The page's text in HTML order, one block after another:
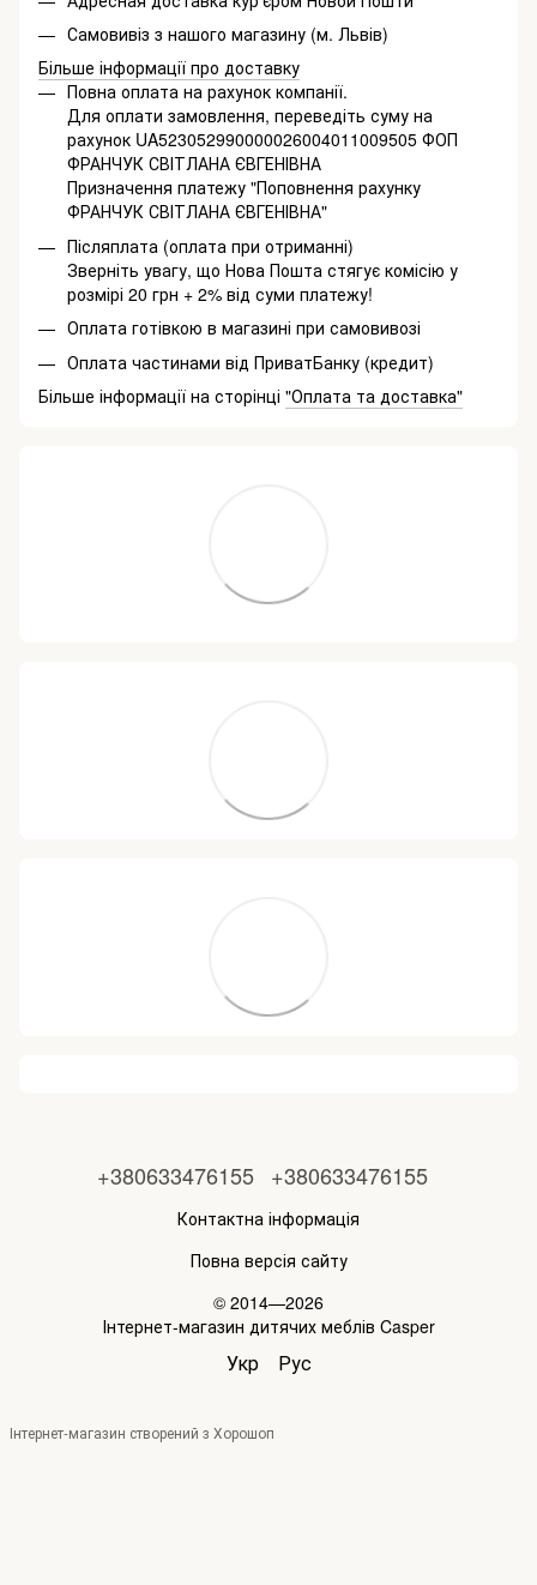
Самовивіз з нашого магазину (м. Львів)
Більше інформації про доставку
Повна оплата на рахунок компанії.
Для оплати замовлення, переведіть суму на
рахунок UA523052990000026004011009505 ФОП
ФРАНЧУК СВІТЛАНА ЄВГЕНІВНА
Призначення платежу "Поповнення рахунку
ФРАНЧУК СВІТЛАНА ЄВГЕНІВНА"
Післяплата (оплата при отриманні)
Зверніть увагу, що Нова Пошта стягує комісію у
розмірі 20 грн + 2% від суми платежу!
Оплата готівкою в магазині при самовивозі
Оплата частинами від ПриватБанку (кредит)
Більше інформації на сторінці "Оплата та доставка"
+380633476155 +380633476155
Контактна інформація
Повна версія сайту
© 2014—2026
Інтернет-магазин дитячих меблів Casper
Укр Рус
Інтернет-магазин створений з Хорошоп